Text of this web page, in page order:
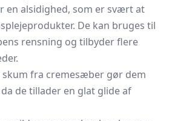
en alsidighed, som er svært at
De kan bruges til
rensning og tilbyder flere
skum fra cremesæber gør dem
de tillader en glat glide af